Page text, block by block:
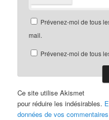
Prévenez-moi de tous
mail.
Prévenez-moi de tous
Ce site utilise Akismet
pour réduire les indésirables.
données de vos